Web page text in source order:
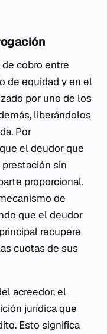
cobro entre
de equidad y en el
por uno de los
liberándolos
Por
el deudor que
sin
proporcional.
de
que el deudor
recupere
cuotas de sus
acreedor, el
jurídica que
Esto significa